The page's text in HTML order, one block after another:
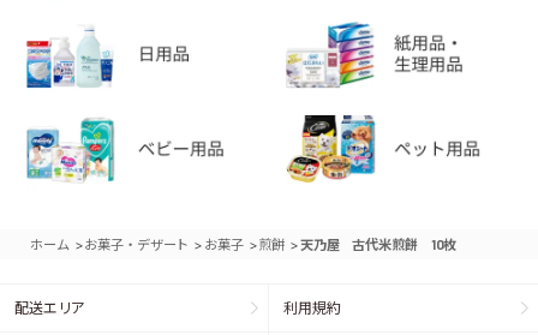
ホーム >お菓子・デザート > お菓子 >煎餅 >天乃屋 古代米煎餅 10枚
配送エリア 利用規約